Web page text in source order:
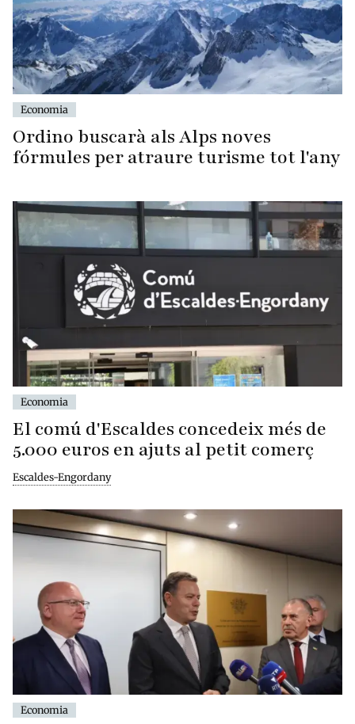
Economia
Ordino buscarà als Alps noves
fórmules per atraure turisme tot l'any
Economia
El comú d'Escaldes concedeix més de
5.000 euros en ajuts al petit comerç
Escaldes-Engordany
Economia